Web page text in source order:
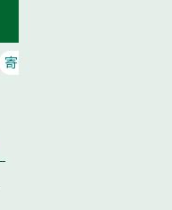
寄付で応援